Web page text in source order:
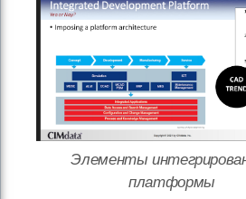
Элементы
платформы